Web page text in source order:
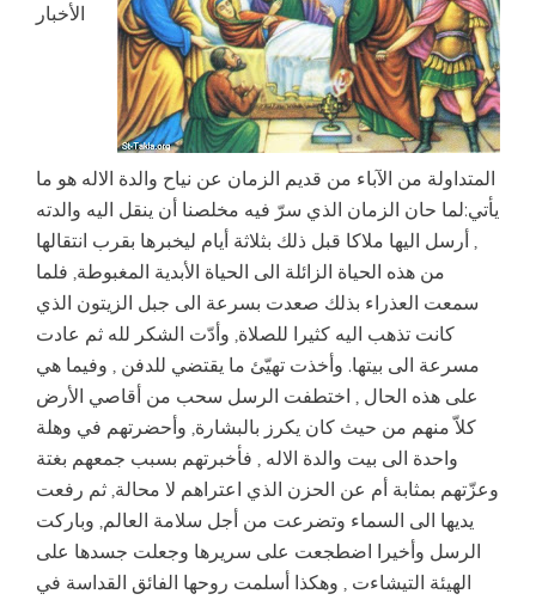
الأخبار
المتداولة من الآباء من قديم الزمان عن نياح والدة الاله هو ما
يأتي:لما حان الزمان الذي سرّ فيه مخلصنا أن ينقل اليه والدته
, أرسل اليها ملاكا قبل ذلك بثلاثة أيام ليخبرها بقرب انتقالها
من هذه الحياة الزائلة الى الحياة الأبدية المغبوطة, فلما
سمعت العذراء بذلك صعدت بسرعة الى جبل الزيتون الذي
كانت تذهب اليه كثيرا للصلاة, وأدّت الشكر لله ثم عادت
مسرعة الى بيتها. وأخذت تهيّئ ما يقتضي للدفن , وفيما هي
على هذه الحال , اختطفت الرسل سحب من أقاصي الأرض
كلاّ منهم من حيث كان يكرز بالبشارة, وأحضرتهم في وهلة
واحدة الى بيت والدة الاله , فأخبرتهم بسبب جمعهم بغتة
وعزّتهم بمثابة أم عن الحزن الذي اعتراهم لا محالة, ثم رفعت
يديها الى السماء وتضرعت من أجل سلامة العالم, وباركت
الرسل وأخيرا اضطجعت على سريرها وجعلت جسدها على
الهيئة التيشاءت , وهكذا أسلمت روحها الفائق القداسة في